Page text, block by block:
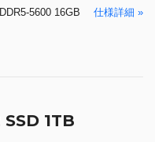
5600 16GB 仕様詳細 »
1TB